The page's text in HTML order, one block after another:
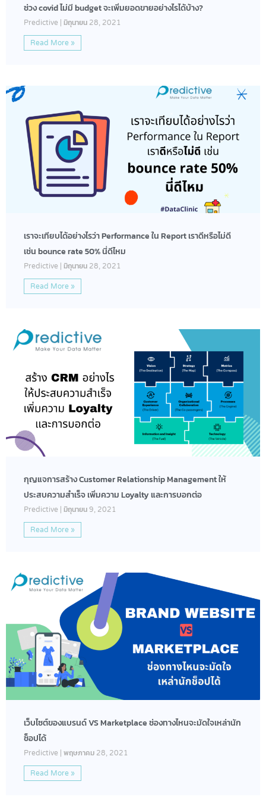
ช่วง covid ไม่มี budget จะเพิ่มยอดขายอย่างไรได้บ้าง?​
Predictive มิถุนายน 28, 2021
Read More »
เราจะเทียบได้อย่างไรว่า Performance ใน Report เราดีหรือไม่ดี
เช่น bounce rate 50% นี่ดีไหม
Predictive มิถุนายน 28, 2021
Read More »
กุญแจการสร้าง Customer Relationship Management ให้
ประสบความสำเร็จ เพิ่มความ Loyalty และการบอกต่อ
Predictive มิถุนายน 9, 2021
Read More »
เว็บไซต์ของแบรนด์ VS Marketplace ช่องทางไหนจะมัดใจเหล่านัก
ช็อปได้
Predictive พฤษภาคม 28, 2021
Read More »